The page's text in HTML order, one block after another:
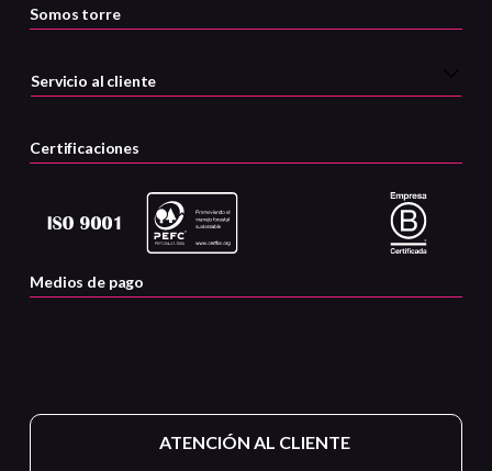
Somos torre
Servicio al cliente
Certificaciones
Medios de pago
ATENCIÓN AL CLIENTE